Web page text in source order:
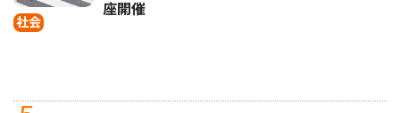
社会
座開催